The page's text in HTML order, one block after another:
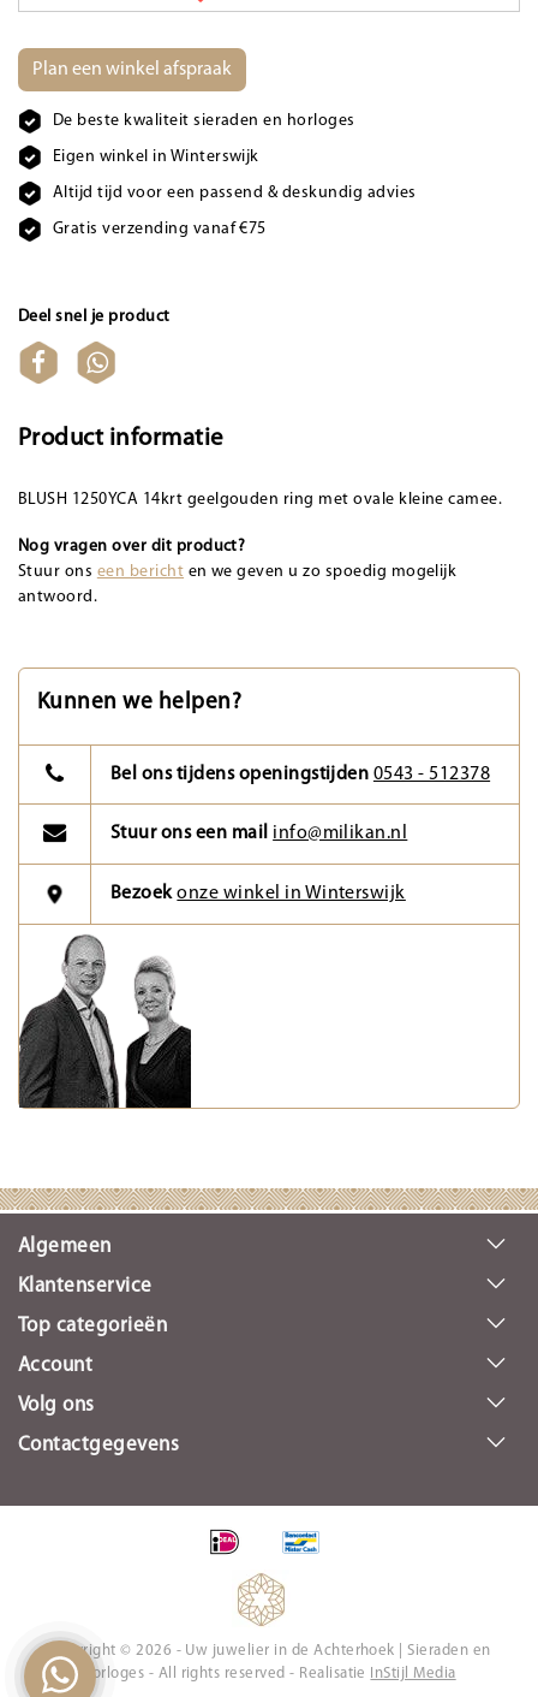
Plan een winkel afspraak
De beste kwaliteit sieraden en horloges
Eigen winkel in Winterswijk
Altijd tijd voor een passend & deskundig advies
Gratis verzending vanaf €75
Deel snel je product
Product informatie
BLUSH 1250YCA 14krt geelgouden ring met ovale kleine camee.
Nog vragen over dit product?
Stuur ons een bericht en we geven u zo spoedig mogelijk
antwoord.
Kunnen we helpen?
Bel ons tijdens openingstijden 0543 - 512378
Stuur ons een mail info@milikan.nl
Bezoekonze winkel in Winterswijk
Algemeen
Klantenservice
Top categorieën
Account
Volg ons
Contactgegevens
Copyright © 2026 - Uw juwelier in de Achterhoek | Sieraden en
Horloges - All rights reserved - Realisatie
InStijl Media